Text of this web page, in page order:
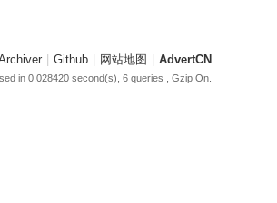
Github 网站地图 AdvertCN
in 0.028420 second(s), 6 queries , Gzip On.